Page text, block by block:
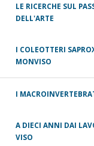
LE RICERCHE SUL
DELL'ARTE
I COLEOTTERI
MONVISO
I
A DIECI ANNI DAI
VISO